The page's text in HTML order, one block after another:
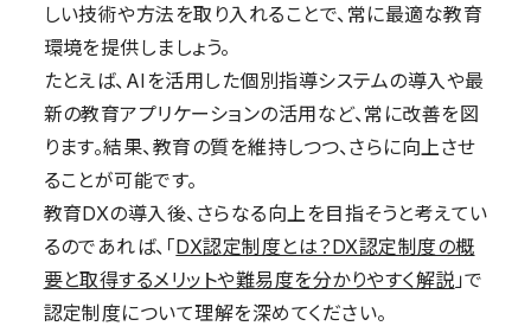
しい技術や方法を取り入れることで、常に最適な教育
環境を提供しましょう。
たとえば、AIを活用した個別指導システムの導入や最
新の教育アプリケーションの活用など、常に改善を図
ります。結果、教育の質を維持しつつ、さらに向上させ
ることが可能です。
教育DXの導入後、さらなる向上を目指そうと考えてい
るのであれば、「DX認定制度とは？DX認定制度の概
要と取得するメリットや難易度を分かりやすく解説 」で
認定制度について理解を深めてください。